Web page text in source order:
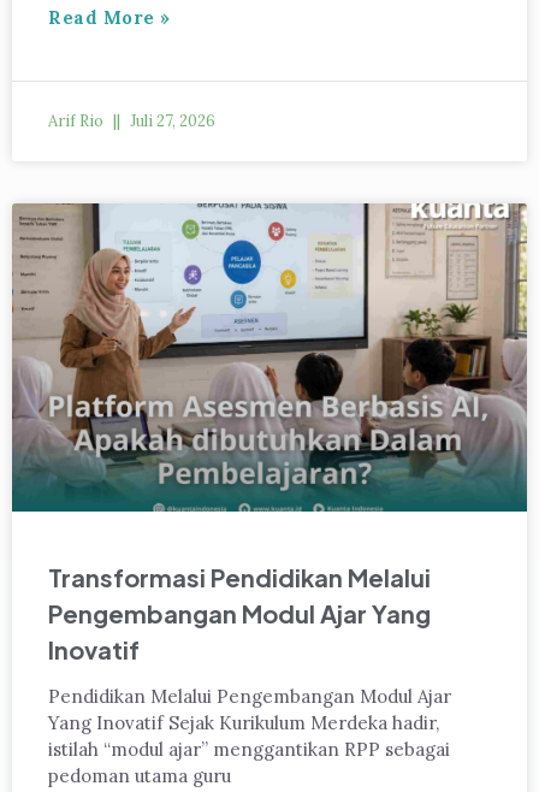
Read More »
Arif Rio Juli 27, 2026
Transformasi Pendidikan Melalui
Pengembangan Modul Ajar Yang
Inovatif
Pendidikan Melalui Pengembangan Modul Ajar
Yang Inovatif Sejak Kurikulum Merdeka hadir,
istilah “modul ajar” menggantikan RPP sebagai
pedoman utama guru